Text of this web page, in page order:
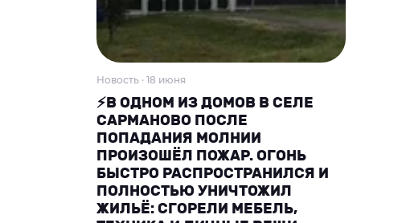
Новость · 18 июня
⚡В ОДНОМ ИЗ ДОМОВ В СЕЛЕ
САРМАНОВО ПОСЛЕ
ПОПАДАНИЯ МОЛНИИ
ПРОИЗОШЁЛ ПОЖАР. ОГОНЬ
БЫСТРО РАСПРОСТРАНИЛСЯ И
ПОЛНОСТЬЮ УНИЧТОЖИЛ
ЖИЛЬЁ: СГОРЕЛИ МЕБЕЛЬ,